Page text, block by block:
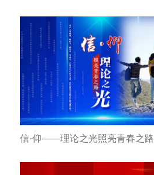
信·仰——理论之光照亮青春之路